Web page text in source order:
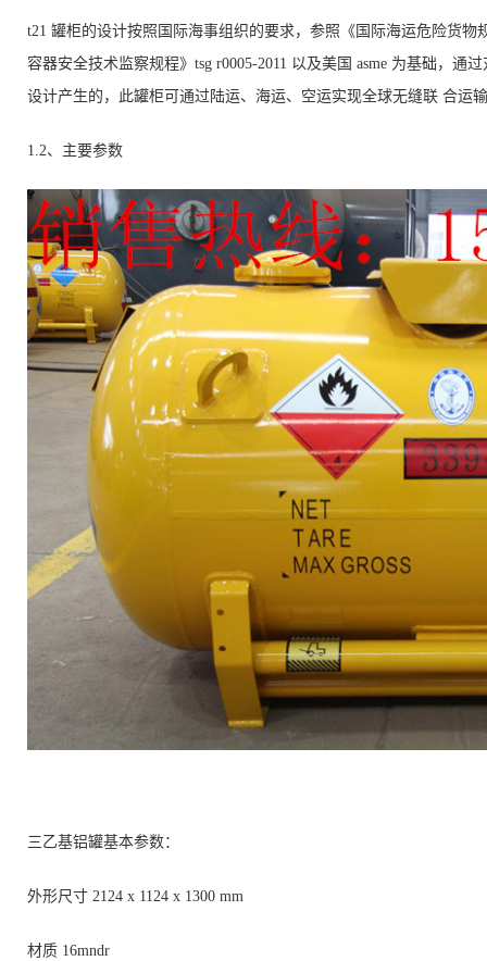
t21 罐柜的设计按照国际海事组织的要求，参照《国际海运危险货物
容器安全技术监察规程》 tsg r0005-2011 以及美国 asme 为基础，通
设计产生的，此罐柜可通过陆运、海运、空运实现全球无缝联 合运
1.2、主要参数
三乙基铝罐基本参数：
外形尺寸 2124 x 1124 x 1300 mm
材质 16mndr